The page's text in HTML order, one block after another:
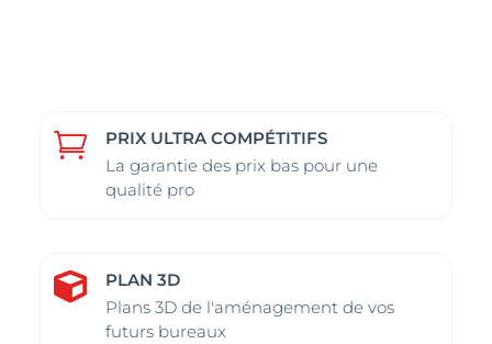

PRIX ULTRA COMPÉTITIFS
La garantie des prix bas pour une
qualité pro

PLAN 3D
Plans 3D de l'aménagement de vos
futurs bureaux